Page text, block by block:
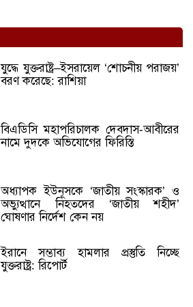
যুদ্ধে যুক্তরাষ্ট্র–ইসরায়েল ‘শোচনীয় পরাজয়’
বরণ করেছে: রাশিয়া
বিএডিসি মহাপরিচালক দেবদাস-আবীরের
নামে দুদকে অভিযোগের ফিরিস্তি
অধ্যাপক ইউনূসকে ‘জাতীয় সংস্কারক’ ও
অভ্যুত্থানে নিহতদের ‘জাতীয় শহীদ’
ঘোষণার নির্দেশ কেন নয়
ইরানে সম্ভাব্য হামলার প্রস্তুতি নিচ্ছে
যুক্তরাষ্ট্র: রিপোর্ট